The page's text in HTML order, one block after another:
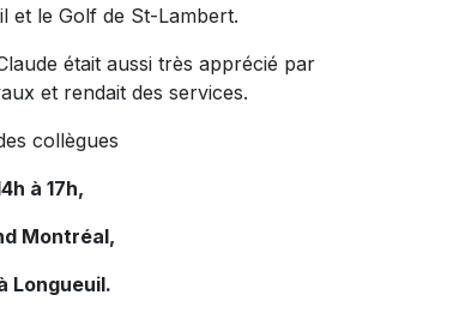
et le Golf de St-Lambert.
était aussi très apprécié par
et rendait des services.
collègues
à 17h,
Montréal,
Longueuil.